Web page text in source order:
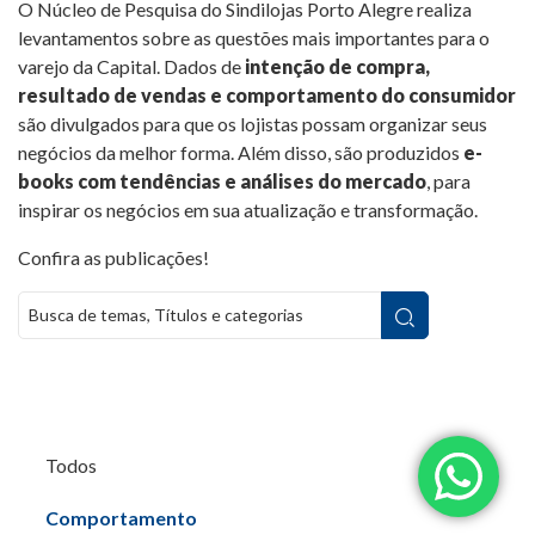
O Núcleo de Pesquisa do Sindilojas Porto Alegre realiza
levantamentos sobre as questões mais importantes para o
varejo da Capital. Dados de intenção de compra,
resultado de vendas e comportamento do consumidor
são divulgados para que os lojistas possam organizar seus
negócios da melhor forma. Além disso, são produzidos e-
books com tendências e análises do mercado, para
inspirar os negócios em sua atualização e transformação.
Confira as publicações!
Todos
Comportamento